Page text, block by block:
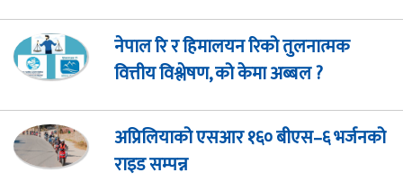
नेपाल रि र हिमालयन रिको तुलनात्मक
वित्तीय विश्लेषण, को केमा अब्बल ?
अप्रिलियाको एसआर १६० बीएस–६ भर्जनको
राइड सम्पन्न